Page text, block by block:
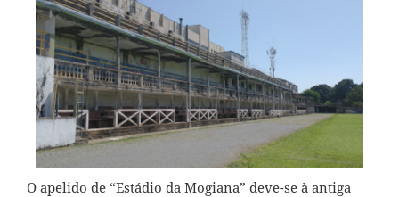
O apelido de “Estádio da Mogiana” deve-se à antiga